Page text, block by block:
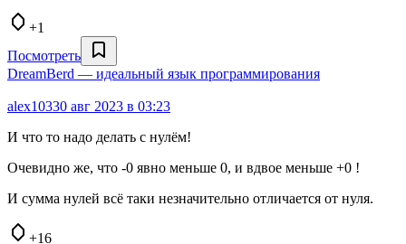
+1
Посмотреть
DreamBerd — идеальный язык программирования
alex10330 авг 2023 в 03:23
И что то надо делать с нулём!
Очевидно же, что -0 явно меньше 0, и вдвое меньше +0 !
И сумма нулей всё таки незначительно отличается от нуля.
+16